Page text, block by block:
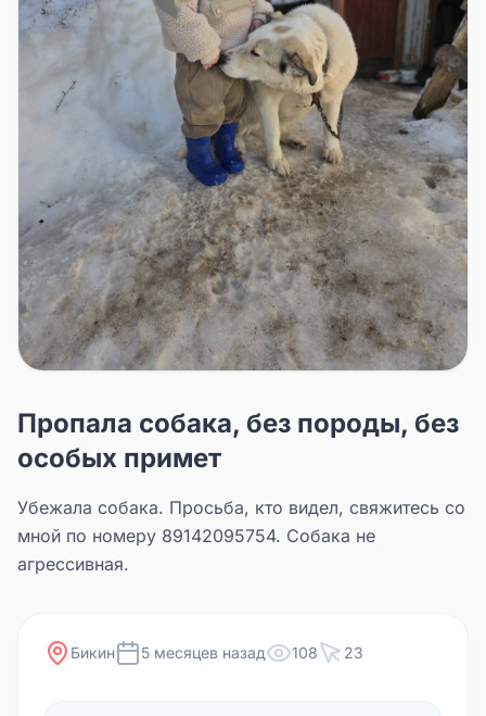
Пропала собака, без породы, без
особых примет
Убежала собака. Просьба, кто видел, свяжитесь со
мной по номеру 89142095754. Собака не
агрессивная.
Бикин 5 месяцев назад 108 23